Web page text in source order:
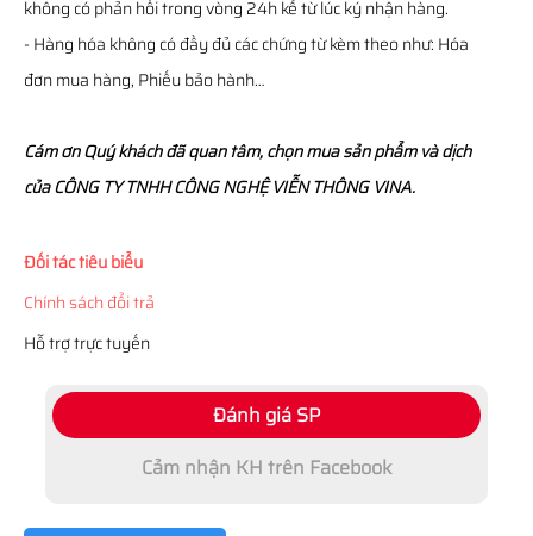
không có phản hồi trong vòng 24h kể từ lúc ký nhận hàng.
- Hàng hóa không có đầy đủ các chứng từ kèm theo như: Hóa
đơn mua hàng, Phiếu bảo hành…
Cám ơn Quý khách đã quan tâm, chọn mua sản phẩm và dịch
của CÔNG TY TNHH CÔNG NGHỆ VIỄN THÔNG VINA.
Đối tác tiêu biểu
Chính sách đổi trả
Hỗ trợ trực tuyến
Đánh giá SP
Cảm nhận KH trên Facebook